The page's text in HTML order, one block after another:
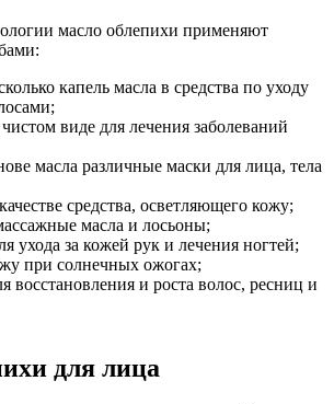
масло облепихи применяют
капель масла в средства по уходу
виде для лечения заболеваний
масла различные маски для лица, тела
средства, осветляющего кожу;
масла и лосьоны;
ухода за кожей рук и лечения ногтей;
при солнечных ожогах;
восстановления и роста волос, ресниц и
для лица